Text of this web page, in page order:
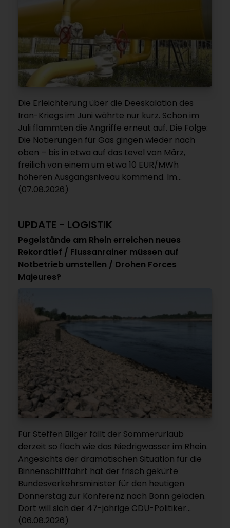
Die Erleichterung über die Deeskalation des
Iran-Kriegs im Juni währte nur kurz. Schon im
Juli flammten die Angriffe erneut auf. Die Folge:
Die Notierungen für Gas gingen wieder nach
oben – bis in etwa auf das Level von März,
freilich von einem um etwa 10 EUR/MWh
höheren Ausgangsniveau kommend. Im...
(07.08.2026)
UPDATE - LOGISTIK
Pegelstände am Rhein erreichen neues
Rekordtief / Flussanrainer müssen auf
Notbetrieb umstellen / Drohen Forces
Majeures?
Für Steffen Bilger fällt der Sommerurlaub
derzeit so flach wie das Niedrigwasser im Rhein.
Angesichts der dramatischen Situation für die
Binnenschifffahrt hat der frisch gekürte
Bundesverkehrsminister für den heutigen
Donnerstag zur Konferenz nach Bonn geladen.
Dort will sich der 47-jährige CDU-Politiker...
(06.08.2026)